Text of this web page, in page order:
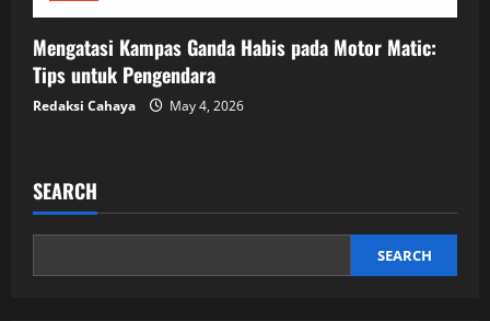
Mengatasi Kampas Ganda Habis pada Motor Matic:
Tips untuk Pengendara
Redaksi Cahaya May 4, 2026
SEARCH
SEARCH